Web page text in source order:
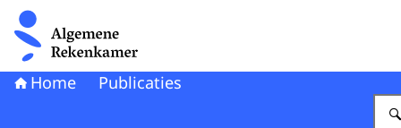
Naar de homepage van Algemene Rekenkamer
Home Publicaties